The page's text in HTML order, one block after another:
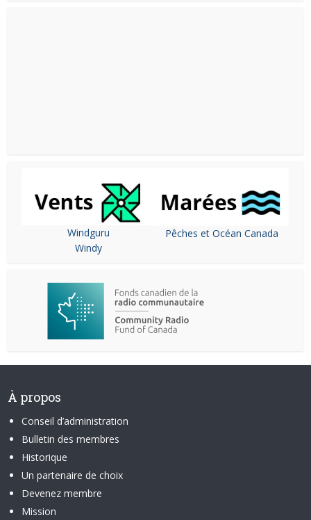
Windguru
Windy
Pêches et Océan Canada
À propos
Conseil d’administration
Bulletin des membres
Historique
Un partenaire de choix
Devenez membre
Mission